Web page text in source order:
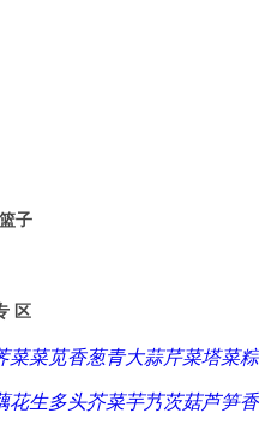
子
区
菜菜苋香葱青大蒜芹菜塔菜
花生多头芥菜芋艿茨菇芦笋